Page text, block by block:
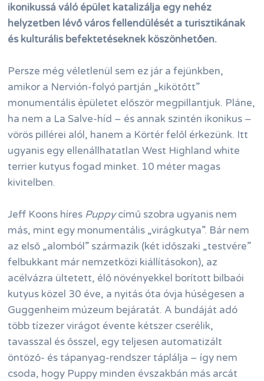
ikonikussá váló épület katalizálja egy nehéz
helyzetben lévő város fellendülését a turisztikának
és kulturális befektetéseknek köszönhetően.
Persze még véletlenül sem ez jár a fejünkben,
amikor a Nervión-folyó partján „kikötőtt”
monumentális épületet először megpillantjuk. Pláne,
ha nem a La Salve-híd – és annak szintén ikonikus –
vörös pillérei alól, hanem a Körtér felől érkezünk. Itt
ugyanis egy ellenállhatatlan West Highland white
terrier kutyus fogad minket. 10 méter magas
kivitelben.
Jeff Koons híres Puppycímű szobra ugyanis nem
más, mint egy monumentális „virágkutya”. Bár nem
az első „alomból” származik (két időszaki „testvére”
felbukkant már nemzetközi kiállításokon), az
acélvázra ültetett, élő növényekkel borított bilbaói
kutyus közel 30 éve, a nyitás óta óvja húségesen a
Guggenheim múzeum bejáratát. A bundáját adó
több tízezer virágot évente kétszer cserélik,
tavasszal és ősszel, egy teljesen automatizált
öntöző- és tápanyag-rendszer táplálja – így nem
csoda, hogy Puppy minden évszakbán más arcát